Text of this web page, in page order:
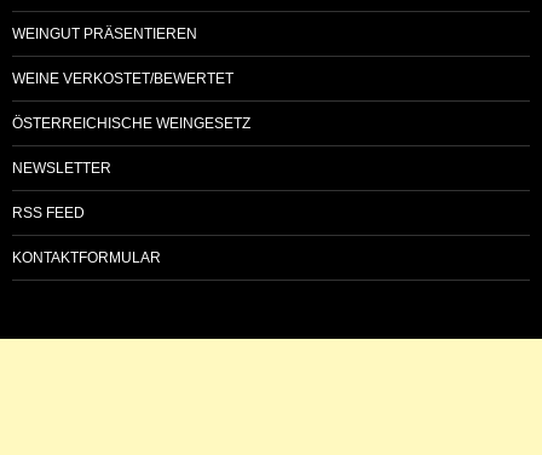
WEINGUT PRÄSENTIEREN
WEINE VERKOSTET/BEWERTET
ÖSTERREICHISCHE WEINGESETZ
NEWSLETTER
RSS FEED
KONTAKTFORMULAR